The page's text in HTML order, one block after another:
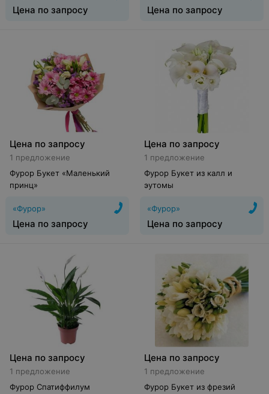
Цена по запросу Цена по запросу
Цена по запросу
1 предложение
Фурор Букет «Маленький
принц»
«Фурор»
Цена по запросу
Цена по запросу
1 предложение
Фурор Букет из калл и
эутомы
«Фурор»
Цена по запросу
Цена по запросу
1 предложение
Фурор Спатиффилум
Цена по запросу
1 предложение
Фурор Букет из фрезий